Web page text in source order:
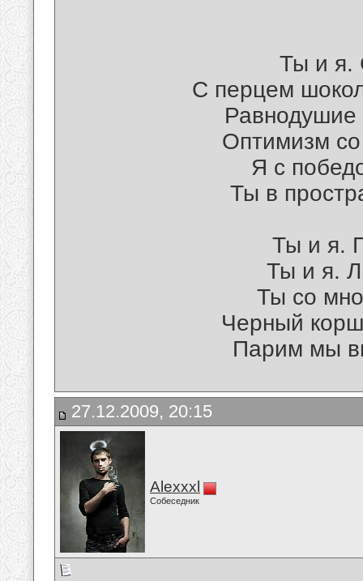
Ты и я.
С перцем
Равнодушие
Оптимизм
Я с
Ты в
Ты и я.
Ты и я.
Ты со
Черный
Парим мы
27.12.2009, 20:15
Alexxxl
Собеседник